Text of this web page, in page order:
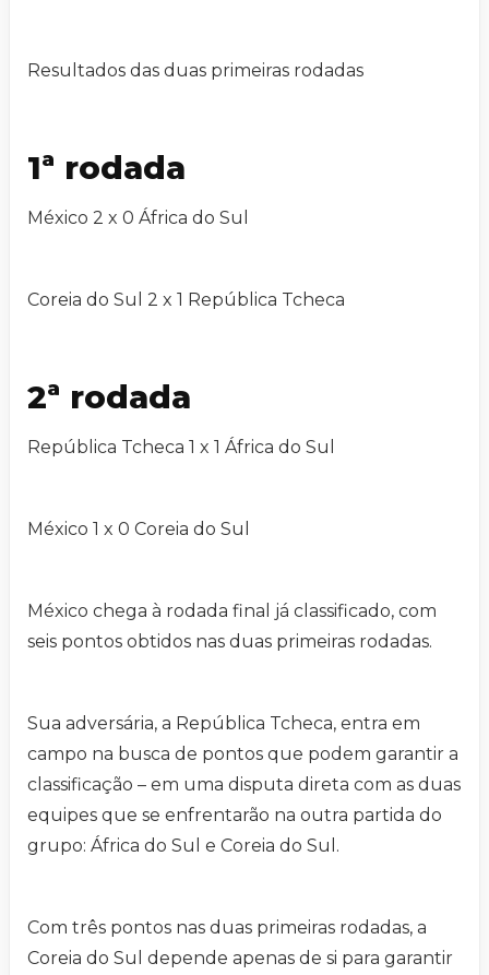
Resultados das duas primeiras rodadas
1ª rodada
México 2 x 0 África do Sul
Coreia do Sul 2 x 1 República Tcheca
2ª rodada
República Tcheca 1 x 1 África do Sul
México 1 x 0 Coreia do Sul
México chega à rodada final já classificado, com
seis pontos obtidos nas duas primeiras rodadas.
Sua adversária, a República Tcheca, entra em
campo na busca de pontos que podem garantir a
classificação – em uma disputa direta com as duas
equipes que se enfrentarão na outra partida do
grupo: África do Sul e Coreia do Sul.
Com três pontos nas duas primeiras rodadas, a
Coreia do Sul depende apenas de si para garantir